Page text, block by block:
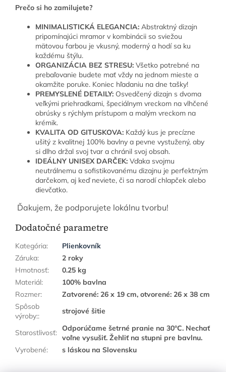
Prečo si ho zamilujete?
MINIMALISTICKÁ ELEGANCIA: Abstraktný dizajn
pripomínajúci mramor v kombinácii so sviežou
mätovou farbou je vkusný, moderný a hodí sa ku
každému štýlu.
ORGANIZÁCIA BEZ STRESU: Všetko potrebné na
prebaľovanie budete mať vždy na jednom mieste a
okamžite poruke. Koniec hľadaniu na dne tašky!
PREMYSLENÉ DETAILY: Osvedčený dizajn s dvoma
veľkými priehradkami, špeciálnym vreckom na vlhčené
obrúsky s rýchlym prístupom a malým vreckom na
krémik.
KVALITA OD GITUSKOVA: Každý kus je precízne
ušitý z kvalitnej 100% bavlny a pevne vystužený, aby
si dlho držal svoj tvar a chránil svoj obsah.
IDEÁLNY UNISEX DARČEK: Vďaka svojmu
neutrálnemu a sofistikovanému dizajnu je perfektným
darčekom, aj keď neviete, či sa narodí chlapček alebo
dievčatko.
Ďakujem, že podporujete lokálnu tvorbu!
Dodatočné parametre
Kategória:
Plienkovník
Záruka:
2 roky
Hmotnosť:
0.25 kg
Materiál:
100% bavlna
Rozmer:
Zatvorené: 26 x 19 cm, otvorené: 26 x 38 cm
Spôsob
výroby::
strojové šitie
Starostlivosť: Odporúčame šetrné pranie na 30°C. Nechať
voľne vysušiť. Žehliť na stupni pre bavlnu.
Vyrobené: s láskou na Slovensku